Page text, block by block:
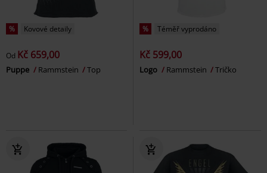
% Kovové detaily
Od Kč 659,00
Puppe Rammstein Top
% Téměř vyprodáno
Kč 599,00
Logo Rammstein Tričko